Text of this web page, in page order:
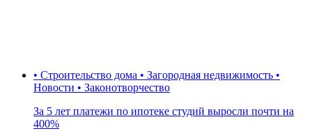
• Строительство дома • Загородная недвижимость •
Новости • Законотворчество
За 5 лет платежи по ипотеке студий выросли почти на
400%